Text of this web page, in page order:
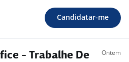
Candidatar-me
- Trabalhe De
Ontem